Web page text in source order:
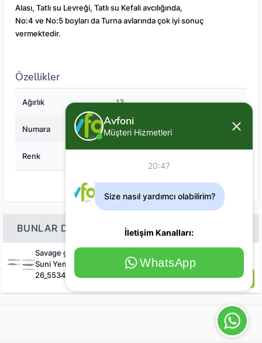
Alası, Tatlı su Levreği, Tatlı su Kefali avcılığında,
No:4 ve No:5 boyları da Turna avlarında çok iyi sonuç
vermektedir.
Özellikler
Ağırlık 13
Numara 5
Renk
BUNLAR DA ILGINIZI ÇEKEBILIR
Savage gear Seeker Isp 87mm 16g
Suni Yem
26_55343_55347
211 15%
Avfoni
Müşteri Hizmetleri
20:47
Size nasıl yardımcı olabilirim?
İletişim Kanalları:
WhatsApp